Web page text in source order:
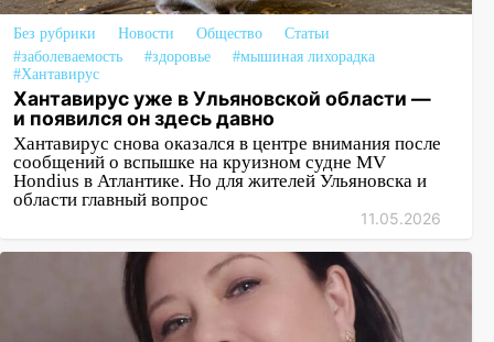
Без рубрики Новости Общество
Статьи
#заболеваемость
#здоровье
#мышиная лихорадка
#Хантавирус
Хантавирус уже в Ульяновской области —
и появился он здесь давно
Хантавирус снова оказался в центре внимания после
сообщений о вспышке на круизном судне MV
Hondius в Атлантике. Но для жителей Ульяновска и
области главный вопрос
11.05.2026